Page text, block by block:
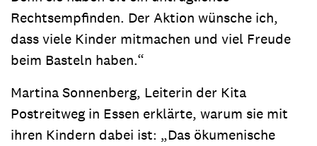
Rechtsempfinden. Der Aktion wünsche ich,
dass viele Kinder mitmachen und viel Freude
beim Basteln haben.“
Martina Sonnenberg, Leiterin der Kita
Postreitweg in Essen erklärte, warum sie mit
ihren Kindern dabei ist: „Das ökumenische